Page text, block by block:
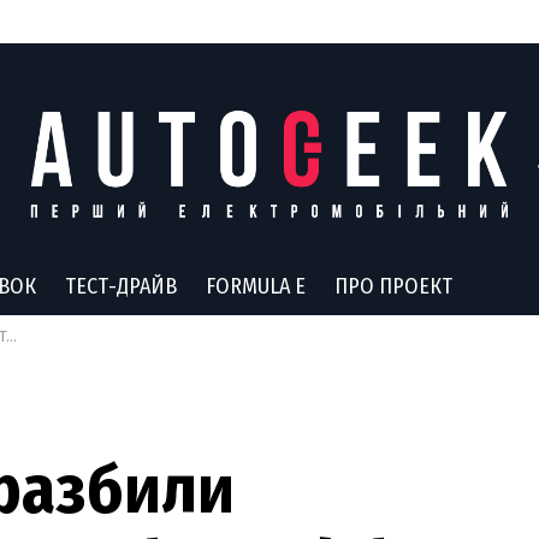
ТЕСТ-ДРАЙВ FORMULA E ПРО ПРОЕКТ